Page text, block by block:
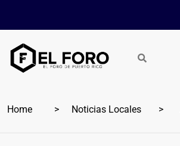
Home Noticias Locales